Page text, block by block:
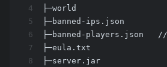
4
5
6
7
8